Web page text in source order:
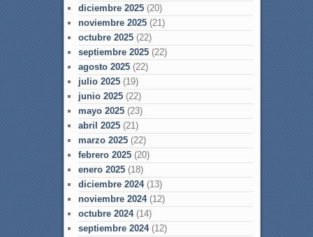
diciembre 2025(20)
noviembre 2025(21)
octubre 2025(22)
septiembre 2025(22)
agosto 2025(22)
julio 2025(19)
junio 2025(22)
mayo 2025(23)
abril 2025(21)
marzo 2025(22)
febrero 2025(20)
enero 2025(18)
diciembre 2024(13)
noviembre 2024(12)
octubre 2024(14)
septiembre 2024(12)